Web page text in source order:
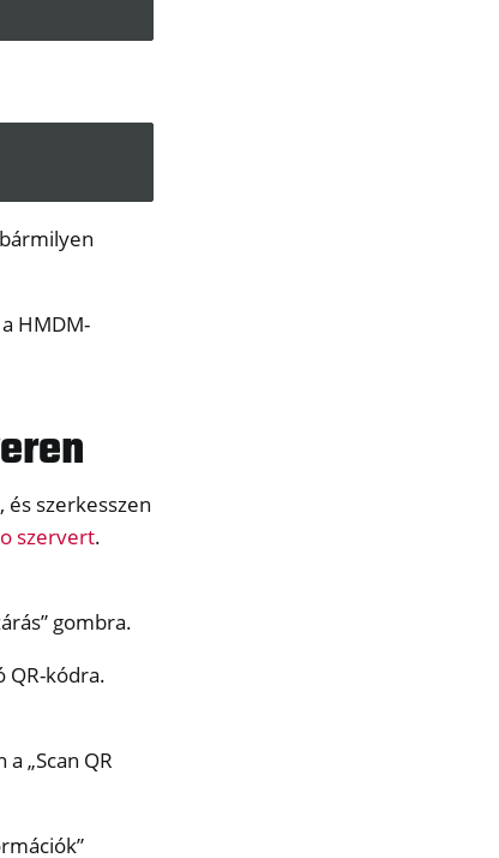
HMDM-
és szerkesszen
szervert.
gombra.
QR-kódra.
„Scan QR